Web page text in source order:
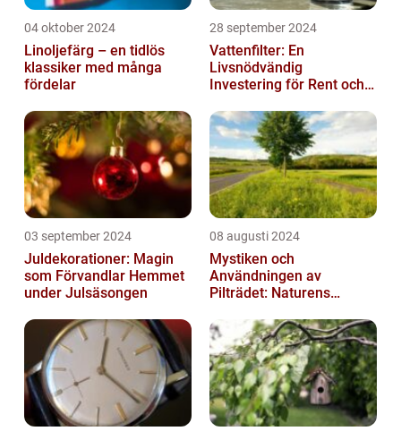
04 oktober 2024
Linoljefärg – en tidlös
klassiker med många
fördelar
28 september 2024
Vattenfilter: En
Livsnödvändig
Investering för Rent och
03 september 2024
Juldekorationer: Magin
som Förvandlar Hemmet
under Julsäsongen
08 augusti 2024
Mystiken och
Användningen av
Pilträdet: Naturens